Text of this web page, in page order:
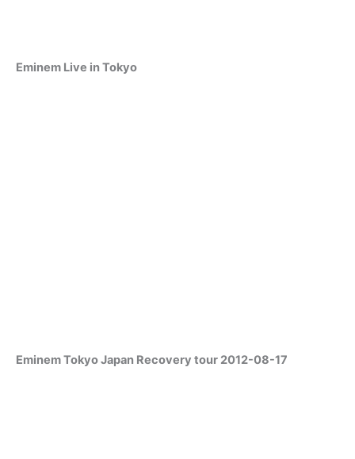
Eminem Live in Tokyo
Eminem Tokyo Japan Recovery tour 2012-08-17